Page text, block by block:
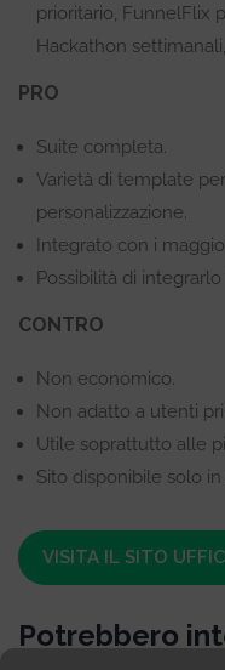
prioritario, FunnelFlix
Hackathon
PRO
Suite completa.
Varietà di template
personalizzazione.
Integrato con i
Possibilità di
CONTRO
Non economico.
Non adatto a utenti
Utile soprattutto alle
Sito disponibile solo
VISITA IL SITO
Potrebbero